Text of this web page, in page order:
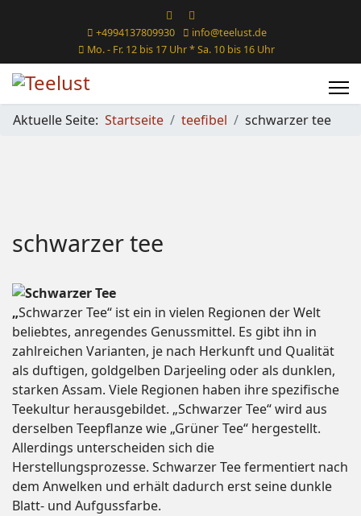
+4994137809930
info@teelust.de
Mo. - Fr. 12 bis 17 Uhr * Sa. 10 bis 16 Uhr
Aktuelle Seite: Startseite teefibel schwarzer tee
schwarzer tee
„Schwarzer Tee“ ist ein in vielen Regionen der Welt
beliebtes, anregendes Genussmittel. Es gibt ihn in
zahlreichen Varianten, je nach Herkunft und Qualität
als duftigen, goldgelben Darjeeling oder als dunklen,
starken Assam. Viele Regionen haben ihre spezifische
Teekultur herausgebildet. „Schwarzer Tee“ wird aus
derselben Teepflanze wie „Grüner Tee“ hergestellt.
Allerdings unterscheiden sich die
Herstellungsprozesse. Schwarzer Tee fermentiert nach
dem Anwelken und erhält dadurch erst seine dunkle
Blatt- und Aufgussfarbe.